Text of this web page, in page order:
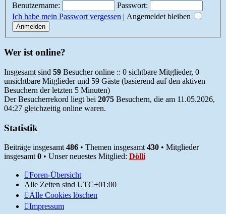
Benutzername:
Passwort:
Ich habe mein Passwort vergessen | Angemeldet bleiben
Wer ist online?
Insgesamt sind 59 Besucher online :: 0 sichtbare Mitglieder, 0
unsichtbare Mitglieder und 59 Gäste (basierend auf den aktiven
Besuchern der letzten 5 Minuten)
Der Besucherrekord liegt bei 2075 Besuchern, die am 11.05.2026,
04:27 gleichzeitig online waren.
Statistik
Beiträge insgesamt 486 • Themen insgesamt 430 • Mitglieder
insgesamt 0 • Unser neuestes Mitglied: Dölli
Foren-Übersicht
Alle Zeiten sind UTC+01:00
Alle Cookies löschen
Impressum